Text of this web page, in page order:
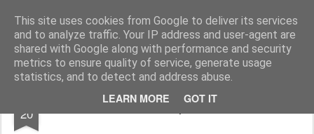
This site uses cookies from Google to deliver its services
and to analyze traffic. Your IP address and user-agent are
shared with Google along with performance and security
metrics to ensure quality of service, generate usage
statistics, and to detect and address abuse.
LEARN MORE GOT IT
Styloblog Stylo is secretariaat en tekstredactie Ytzen Lont
Pages
20 Nareizende prinsessen